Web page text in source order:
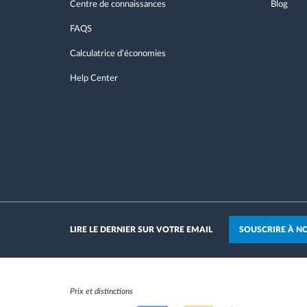
Centre de connaissances
FAQS
Calculatrice d’économies
Help Center
Blog
LIRE LE DERNIER SUR VOTRE EMAIL SOUSCRIRE À
Prix et distinctions